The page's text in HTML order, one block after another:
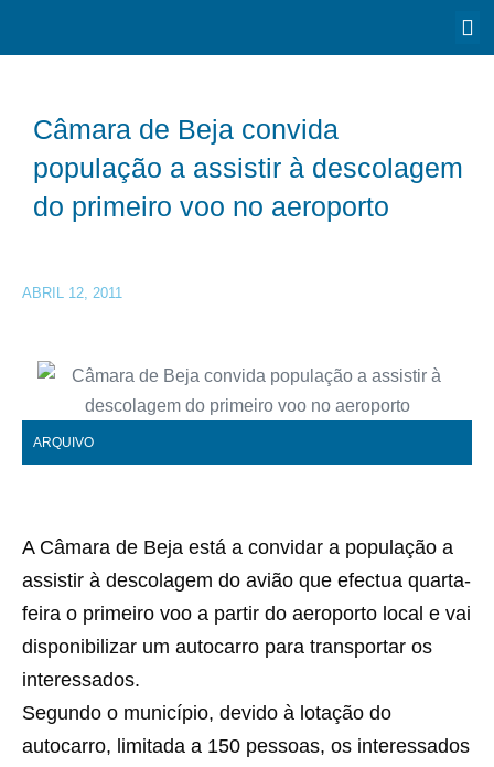
Câmara de Beja convida
população a assistir à descolagem
do primeiro voo no aeroporto
ABRIL 12, 2011
ARQUIVO
A Câmara de Beja está a convidar a população a
assistir à descolagem do avião que efectua quarta-
feira o primeiro voo a partir do aeroporto local e vai
disponibilizar um autocarro para transportar os
interessados.
Segundo o município, devido à lotação do
autocarro, limitada a 150 pessoas, os interessados